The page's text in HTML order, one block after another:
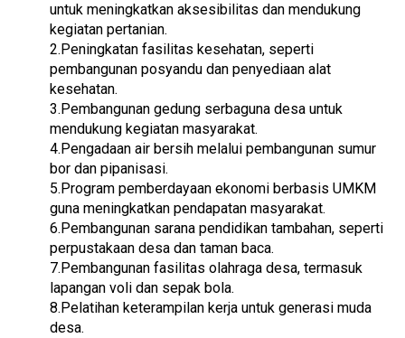
untuk meningkatkan aksesibilitas dan mendukung
kegiatan pertanian.
2.Peningkatan fasilitas kesehatan, seperti
pembangunan posyandu dan penyediaan alat
kesehatan.
3.Pembangunan gedung serbaguna desa untuk
mendukung kegiatan masyarakat.
4.Pengadaan air bersih melalui pembangunan sumur
bor dan pipanisasi.
5.Program pemberdayaan ekonomi berbasis UMKM
guna meningkatkan pendapatan masyarakat.
6.Pembangunan sarana pendidikan tambahan, seperti
perpustakaan desa dan taman baca.
7.Pembangunan fasilitas olahraga desa, termasuk
lapangan voli dan sepak bola.
8.Pelatihan keterampilan kerja untuk generasi muda
desa.